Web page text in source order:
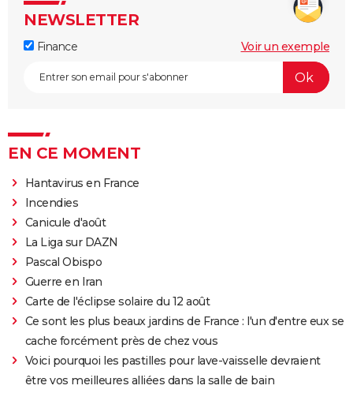
NEWSLETTER
Finance Voir un exemple
EN CE MOMENT
Hantavirus en France
Incendies
Canicule d'août
La Liga sur DAZN
Pascal Obispo
Guerre en Iran
Carte de l'éclipse solaire du 12 août
Ce sont les plus beaux jardins de France : l'un d'entre eux se
cache forcément près de chez vous
Voici pourquoi les pastilles pour lave-vaisselle devraient
être vos meilleures alliées dans la salle de bain